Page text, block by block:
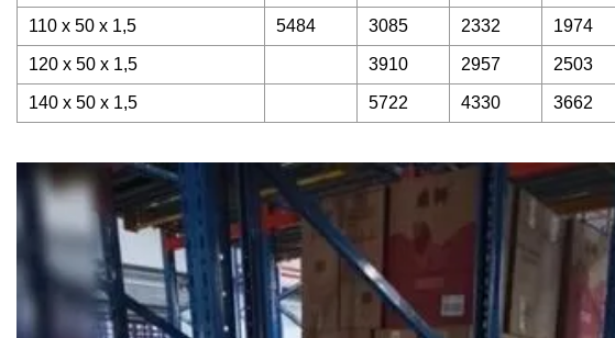
110 x 50 x 1,5 5484 3085 2332 1974
120 x 50 x 1,5 3910 2957 2503
140 x 50 x 1,5 5722 4330 3662